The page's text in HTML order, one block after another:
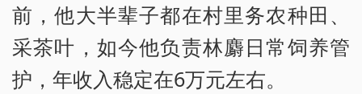
前，他大半辈子都在村里务农种田、
采茶叶，如今他负责林麝日常饲养管
护，年收入稳定在6万元左右。